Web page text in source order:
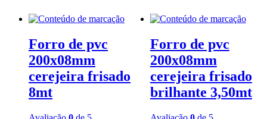
Forro de pvc
200x08mm
cerejeira frisado
8mt
Forro de pvc
200x08mm
cerejeira frisado
brilhante 3,50mt